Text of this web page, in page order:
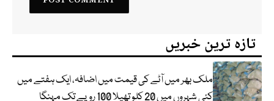
تازہ ترین خبریں
ملک بھر میں آٹے کی قیمت میں اضافہ، ایک ہفتے میں
کئی شہروں میں 20 کلو تھیلا 100 روپے تک مہنگا